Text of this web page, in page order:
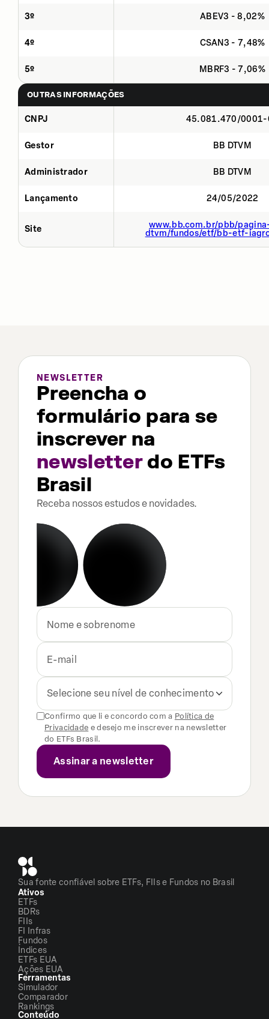
3º ABEV3 - 8,02%
4º CSAN3 - 7,48%
5º MBRF3 - 7,06%
OUTRAS INFORMAÇÕES
CNPJ 45.081.470/0001-
Gestor BB DTVM
Administrador BB DTVM
Lançamento 24/05/2022
Site
www.bb.com.br/pbb/
dtvm/fundos/etf/bb-etf-
NEWSLETTER
Preencha o
formulário para se
inscrever na
newsletterdo ETFs
Brasil
Receba nossos estudos e novidades.
Selecione seu nível de conhecimento
Confirmo que li e concordo com a Política de
Privacidade e desejo me inscrever na newsletter
do ETFs Brasil.
Sua fonte confiável sobre ETFs, FIIs e Fundos no Brasil
Ativos
ETFs
BDRs
FIIs
FI Infras
Fundos
Índices
ETFs EUA
Ações EUA
Ferramentas
Simulador
Comparador
Rankings
Conteúdo